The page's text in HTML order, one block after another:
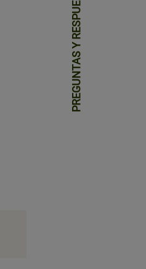
PREGUNTAS Y RESPUESTAS